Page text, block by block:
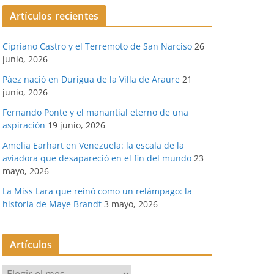
Artículos recientes
Cipriano Castro y el Terremoto de San Narciso 26
junio, 2026
Páez nació en Durigua de la Villa de Araure 21
junio, 2026
Fernando Ponte y el manantial eterno de una
aspiración 19 junio, 2026
Amelia Earhart en Venezuela: la escala de la
aviadora que desapareció en el fin del mundo 23
mayo, 2026
La Miss Lara que reinó como un relámpago: la
historia de Maye Brandt 3 mayo, 2026
Artículos